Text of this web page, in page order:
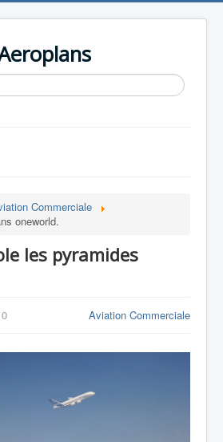
Commerciale
oneworld.
les pyramides
Aviation Commerciale